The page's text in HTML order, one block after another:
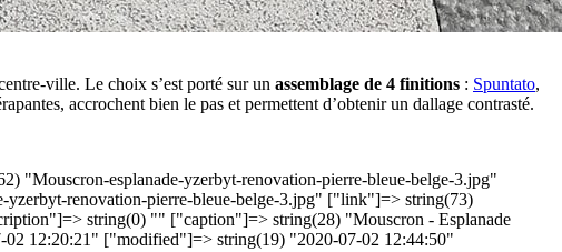
ville. Le choix s’est porté sur un assemblage de 4 finitions : Spuntato,
accrochent bien le pas et permettent d’obtenir un dallage contrasté.
esplanade-yzerbyt-renovation-pierre-bleue-belge-3.jpg"
renovation-pierre-bleue-belge-3.jpg" ["link"]=> string(73)
string(0) "" ["caption"]=> string(28) "Mouscron - Esplanade
12:20:21" ["modified"]=> string(19) "2020-07-02 12:44:50"